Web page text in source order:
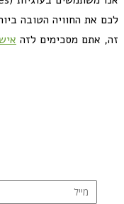
לכם את החוויה הטובה
זה, אתם מסכימים לזה